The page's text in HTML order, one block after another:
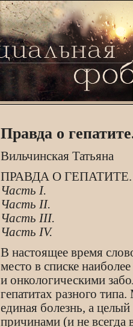
Правда о
Вильчинская Татьяна
ПРАВДА О ГЕПАТИТЕ.
Часть I.
Часть II.
Часть III.
Часть IV.
В настоящее время
место в списке
и онкологическими
гепатитах разного
единая болезнь, а
причинами (и не всегда